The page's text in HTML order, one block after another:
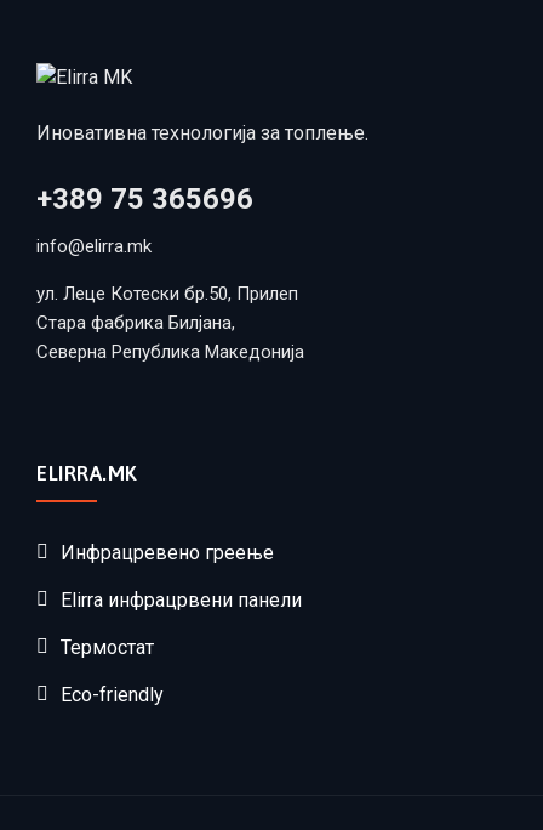
Иновативна технологија за топлење.
+389 75 365696
info@elirra.mk
ул. Леце Котески бр.50, Прилеп
Стара фабрика Билјана,
Северна Република Македонија
ELIRRA.MK
Инфрацревено греење
Elirra инфрацрвени панели
Термостат
Eco-friendly